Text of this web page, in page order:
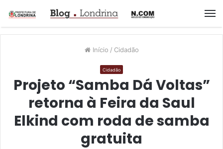
Início / Cidadão
Cidadão
Projeto “Samba Dá Voltas”
retorna à Feira da Saul
Elkind com roda de samba
gratuita